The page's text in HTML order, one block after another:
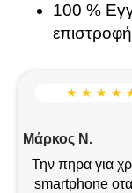
100 %
★ ★ ★ ★
Μάρκος Ν.
Την πηρα για
smartphone